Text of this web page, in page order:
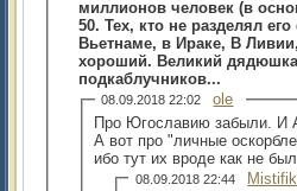
миллионов человек (в
50. Тех, кто не разделял
Вьетнаме, в Ираке, В
хороший. Великий
подкаблучников...
08.09.2018 22:02
ole
Про Югославию забыли. И
А вот про "личные
ибо тут их вроде как не
08.09.2018 22:44